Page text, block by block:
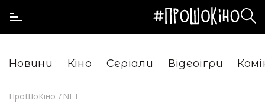
Новини Кіно Серіали Відеоігри
ПроШоКіно NFT